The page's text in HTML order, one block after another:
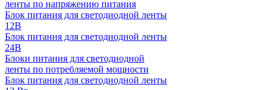
ленты по напряжению питания
Блок питания для светодиодной ленты
12В
Блок питания для светодиодной ленты
24В
Блоки питания для светодиодной
ленты по потребляемой мощности
Блок питания для светодиодной ленты